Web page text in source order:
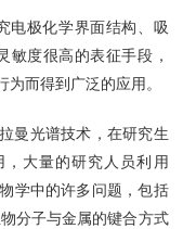
电极化学界面结构、吸
敏度很高的表征手段，
而得到广泛的应用。
曼光谱技术，在研究生
大量的研究人员利用
学中的许多问题，包括
分子与金属的键合方式